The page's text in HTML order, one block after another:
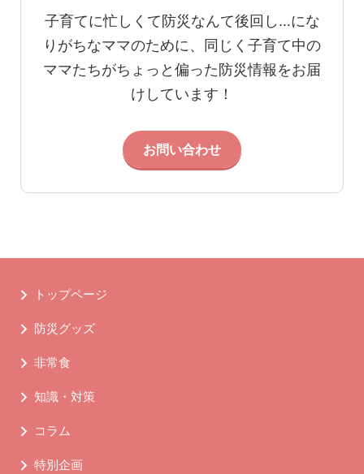
子育てに忙しくて防災なんて後回し…にな
りがちなママのために、同じく子育て中の
ママたちがちょっと偏った防災情報をお届
けしています！
お問い合わせ
トップページ
防災グッズ
非常食
知識・対策
コラム
特別企画